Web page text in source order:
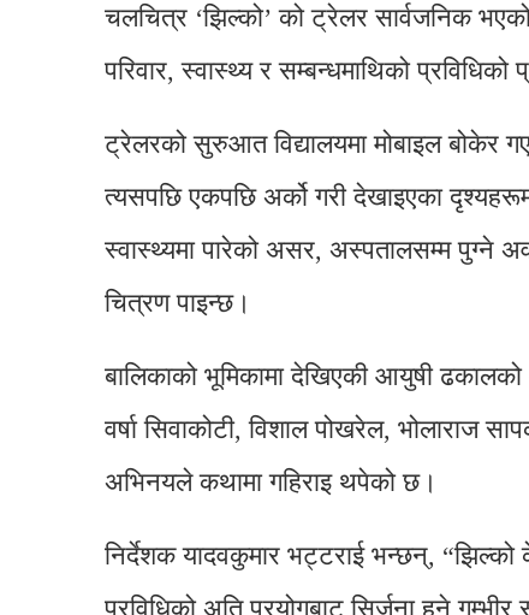
चलचित्र ‘झिल्को’ को ट्रेलर सार्वजनिक
परिवार, स्वास्थ्य र सम्बन्धमाथिको
ट्रेलरको सुरुआत विद्यालयमा मोबाइल बोकेर
त्यसपछि एकपछि अर्को गरी देखाइएका
स्वास्थ्यमा पारेको असर, अस्पतालसम्म पुग्ने
चित्रण पाइन्छ।
बालिकाको भूमिकामा देखिएकी आयुषी
वर्षा सिवाकोटी, विशाल पोखरेल, भोलाराज
अभिनयले कथामा गहिराइ थपेको छ।
निर्देशक यादवकुमार भट्टराई भन्छन्,
प्रविधिको अति प्रयोगबाट सिर्जना हुने